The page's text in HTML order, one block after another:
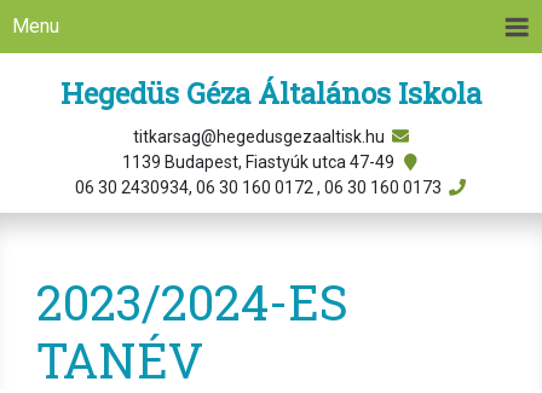
Menu
Hegedüs Géza Általános Iskola
titkarsag@hegedusgezaaltisk.hu
1139 Budapest, Fiastyúk utca 47-49
06 30 2430934, 06 30 160 0172 , 06 30 160 0173
2023/2024-ES
TANÉV